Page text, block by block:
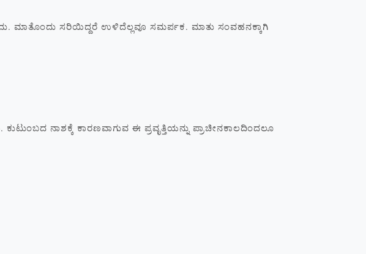
ಸರಿಯಿದ್ದರೆ ಉಳಿದೆಲ್ಲವೂ ಸಮರ್ಪಕ. ಮಾತು ಸಂವಹನಕ್ಕಾಗಿ
ನಾಶಕ್ಕೆ ಕಾರಣವಾಗುವ ಈ ಪ್ರವೃತ್ತಿಯನ್ನು ಪ್ರಾಚೀನಕಾಲದಿಂದಲೂ